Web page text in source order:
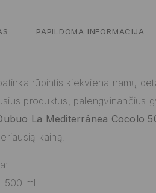
PAPILDOMA INFORMACIJA
rūpintis kiekviena namų
produktus, palengvinančius
La Mediterránea Cocolo
kainą.
500 ml